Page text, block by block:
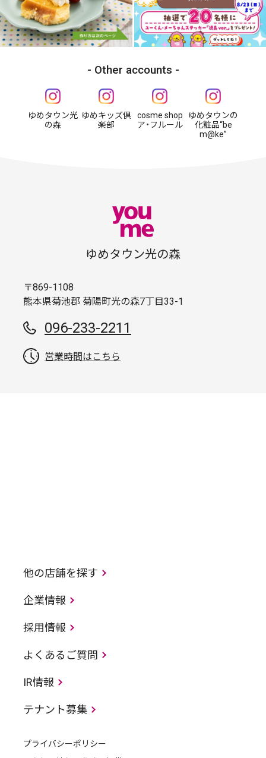
Other accounts
ゆめタウン光
の森
ゆめキッズ倶
楽部
cosme shop
ア・フルール
ゆめタウンの
化粧品“be
m@ke”
ゆめタウン光の森
〒869-1108
熊本県菊池郡 菊陽町光の森7丁目33-1
096-233-2211
営業時間はこちら
他の店舗を探す
企業情報
採用情報
よくあるご質問
IR情報
テナント募集
プライバシーポリシー